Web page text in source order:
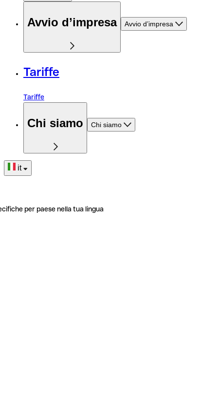
Avvio d’impresa Avvio d’impresa
Tariffe
Tariffe
Chi siamo Chi siamo
it
per paese nella tua lingua